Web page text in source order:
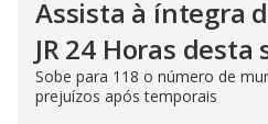
Assista à íntegra
JR 24 Horas desta
Sobe para 118 o número de
prejuízos após temporais